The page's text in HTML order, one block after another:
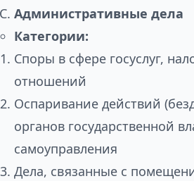
Административные дела
Категории:
Споры в сфере госуслуг,
отношений
Оспаривание действий
органов государственной
самоуправления
Дела, связанные с